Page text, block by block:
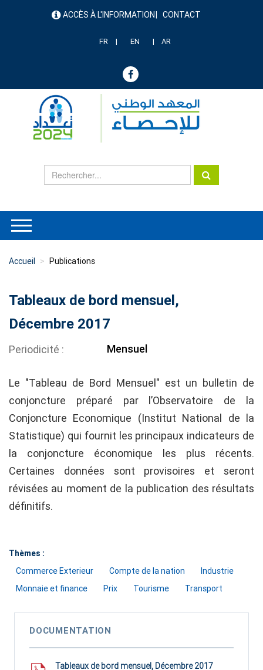
menu ACCÈS À L'INFORMATION CONTACT
FR EN AR
Accueil Publications
Tableaux de bord mensuel,
Décembre 2017
Periodicité Mensuel
Le "Tableau de Bord Mensuel" est un bulletin de
conjoncture préparé par l’Observatoire de la
Conjoncture Economique (Institut National de la
Statistique) qui fournit les principaux indicateurs de
la conjoncture économique les plus récents.
Certaines données sont provisoires et seront
révisées au moment de la publication des résultats
définitifs.
Thèmes :
Commerce Exterieur
Compte de la nation
Industrie
Monnaie et finance
Prix Tourisme Transport
DOCUMENTATION
Tableaux de bord mensuel, Décembre 2017